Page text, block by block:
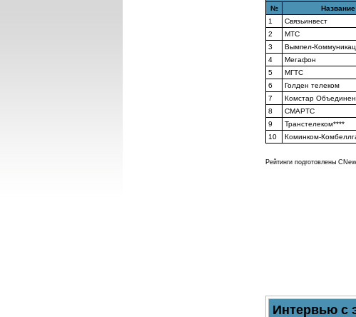
№
1
Связьинвест
2
МТС
3
Вымпел-
4
Мегафон
5
МГТС
6
Голден телеком
7
Комстар
8
СМАРТС
9
Транстелеком****
10
Коминком-
Рейтинги подготовлены
Интервью с